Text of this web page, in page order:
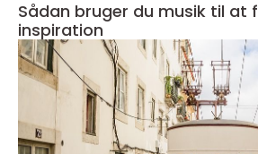
Sådan bruger du musik til at
inspiration